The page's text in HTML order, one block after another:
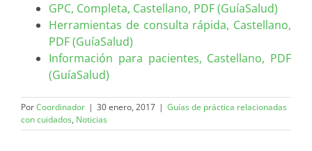
GPC, Completa, Castellano, PDF (GuíaSalud)
Herramientas de consulta rápida, Castellano,
PDF (GuíaSalud)
Información para pacientes, Castellano, PDF
(GuíaSalud)
PorCoordinador | 30 enero, 2017 | Guías de práctica relacionadas
con cuidados, Noticias